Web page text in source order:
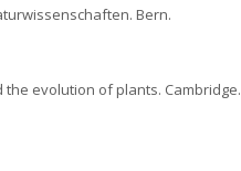
Bern.
the evolution of plants. Cambridge.